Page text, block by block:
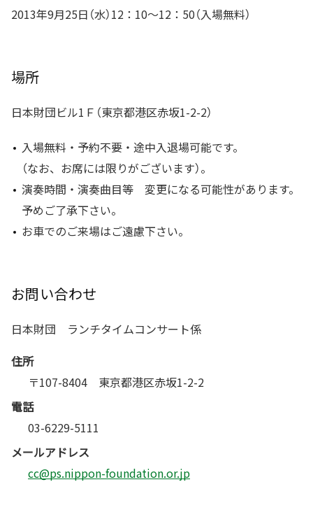
2013年9月25日（水）12：10〜12：50（入場無料）
場所
日本財団ビル1Ｆ（東京都港区赤坂1-2-2）
入場無料・予約不要・途中入退場可能です。
（なお、お席には限りがございます）。
演奏時間・演奏曲目等 変更になる可能性があります。
予めご了承下さい。
お車でのご来場はご遠慮下さい。
お問い合わせ
日本財団 ランチタイムコンサート係
住所
〒107-8404 東京都港区赤坂1-2-2
電話
03-6229-5111
メールアドレス
cc@ps.nippon-foundation.or.jp